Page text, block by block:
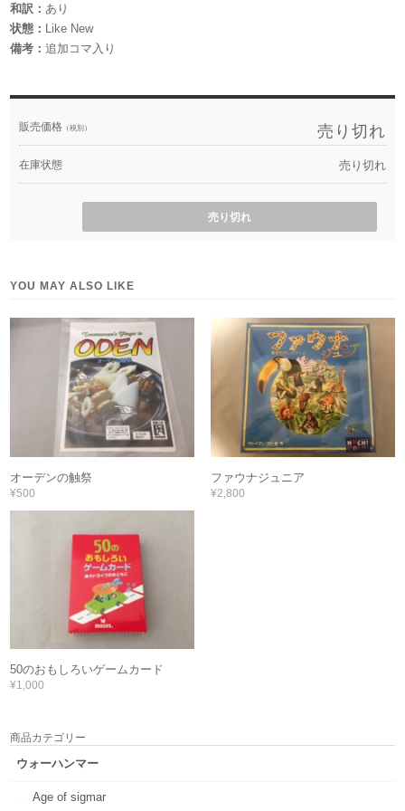
和訳：あり
状態： Like New
備考：追加コマ入り
販売価格 （税別） 売り切れ
在庫状態 売り切れ
売り切れ
YOU MAY ALSO LIKE
オーデンの触祭
¥500
ファウナジュニア
¥2,800
50のおもしろいゲームカード
¥1,000
商品カテゴリー
ウォーハンマー
Age of sigmar